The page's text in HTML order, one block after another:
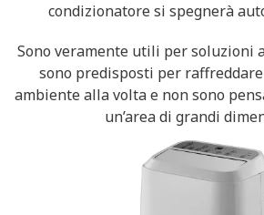
condizionatore si spegnerà
Sono veramente utili per soluzioni
sono predisposti per
ambiente alla volta e non sono
un’area di grandi